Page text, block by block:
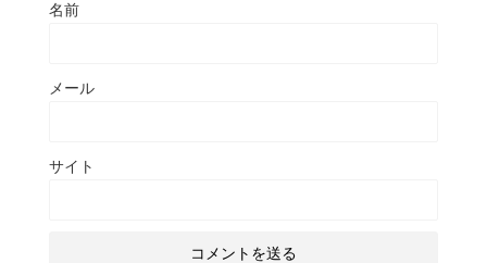
名前
メール
サイト